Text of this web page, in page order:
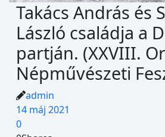
Takács András és
László családja a
partján. (XXVIII.
Népművészeti
admin
14 máj 2021
0